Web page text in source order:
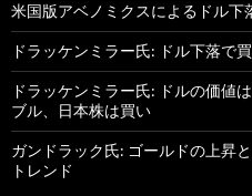
米国版アベノミクスによるドル下
ドラッケンミラー氏: ドル下落で
ドラッケンミラー氏: ドルの価値
ブル、日本株は買い
ガンドラック氏: ゴールドの上昇
トレンド